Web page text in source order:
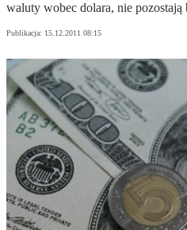
waluty wobec dolara, nie pozostają
Publikacja: 15.12.2011 08:15